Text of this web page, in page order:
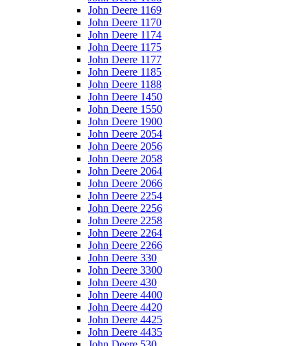
John Deere 1169
John Deere 1170
John Deere 1174
John Deere 1175
John Deere 1177
John Deere 1185
John Deere 1188
John Deere 1450
John Deere 1550
John Deere 1900
John Deere 2054
John Deere 2056
John Deere 2058
John Deere 2064
John Deere 2066
John Deere 2254
John Deere 2256
John Deere 2258
John Deere 2264
John Deere 2266
John Deere 330
John Deere 3300
John Deere 430
John Deere 4400
John Deere 4420
John Deere 4425
John Deere 4435